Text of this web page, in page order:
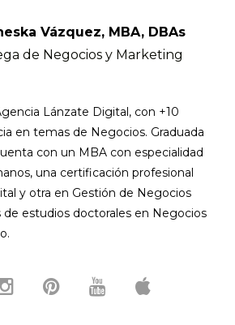
Vázquez, MBA, DBAs
de Negocios y Marketing
Lánzate Digital, con +10
en temas de Negocios. Graduada
con un MBA con especialidad
una certificación profesional
y otra en Gestión de Negocios
de estudios doctorales en Negocios